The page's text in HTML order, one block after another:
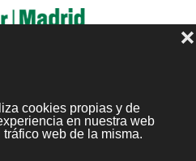
objetivos y